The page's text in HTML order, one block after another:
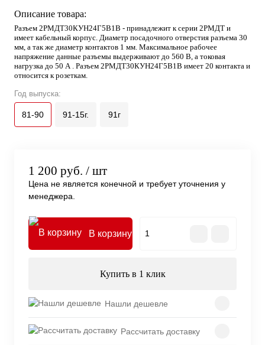
Описание товара:
Разъем 2РМДТ30КУН24Г5В1В - принадлежит к серии 2РМДТ и
имеет кабельный корпус. Диаметр посадочного отверстия разъема 30
мм, а так же диаметр контактов 1 мм. Максимальное рабочее
напряжение данные разъемы выдерживают до 560 В, а токовая
нагрузка до 50 А . Разъем 2РМДТ30КУН24Г5В1В имеет 20 контакта и
относится к розеткам.
Год выпуска:
81-90 91-15г. 91г
1 200 руб. / шт
Цена не является конечной и требует уточнения у
менеджера.
В корзину
Купить в 1 клик
Нашли дешевле
Рассчитать доставку